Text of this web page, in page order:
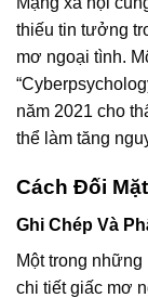
thiếu tin tưởng
mơ ngoại tình.
năm 2021 cho
thể làm tăng
Cách Đối
Ghi Chép Và
Một trong
chi tiết giấc mơ